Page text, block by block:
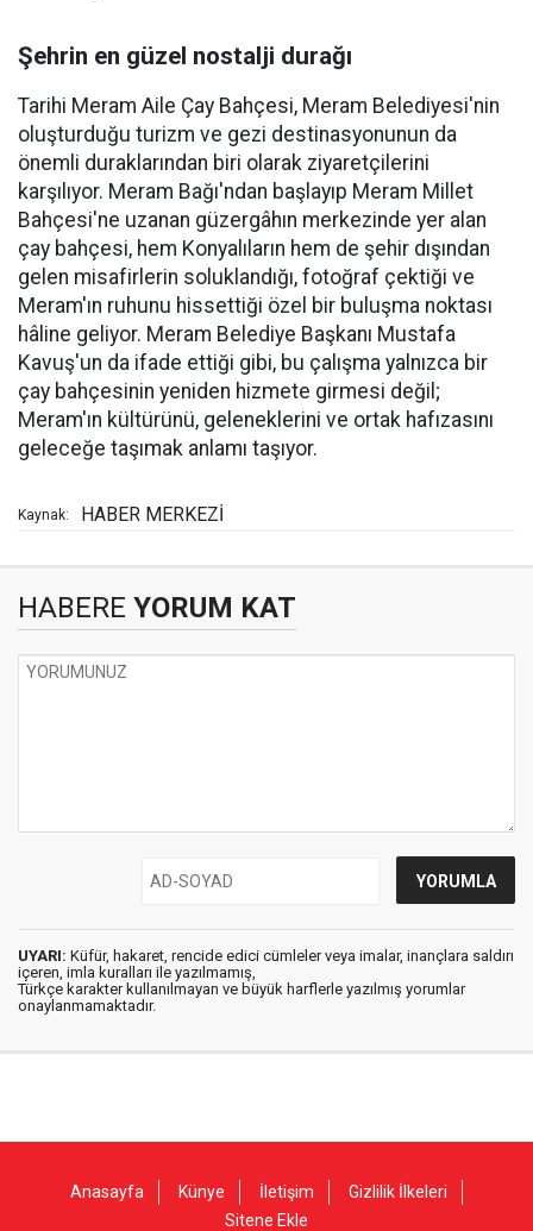
Şehrin en güzel nostalji durağı
Tarihi Meram Aile Çay Bahçesi, Meram Belediyesi'nin
oluşturduğu turizm ve gezi destinasyonunun da
önemli duraklarından biri olarak ziyaretçilerini
karşılıyor. Meram Bağı'ndan başlayıp Meram Millet
Bahçesi'ne uzanan güzergâhın merkezinde yer alan
çay bahçesi, hem Konyalıların hem de şehir dışından
gelen misafirlerin soluklandığı, fotoğraf çektiği ve
Meram'ın ruhunu hissettiği özel bir buluşma noktası
hâline geliyor. Meram Belediye Başkanı Mustafa
Kavuş'un da ifade ettiği gibi, bu çalışma yalnızca bir
çay bahçesinin yeniden hizmete girmesi değil;
Meram'ın kültürünü, geleneklerini ve ortak hafızasını
geleceğe taşımak anlamı taşıyor.
Kaynak: HABER MERKEZİ
HABERE YORUM KAT
UYARI: Küfür, hakaret, rencide edici cümleler veya imalar, inançlara saldırı
içeren, imla kuralları ile yazılmamış,
Türkçe karakter kullanılmayan ve büyük harflerle yazılmış yorumlar
onaylanmamaktadır.
Anasayfa Künye İletişim
Gizlilik İlkeleri
Sitene Ekle